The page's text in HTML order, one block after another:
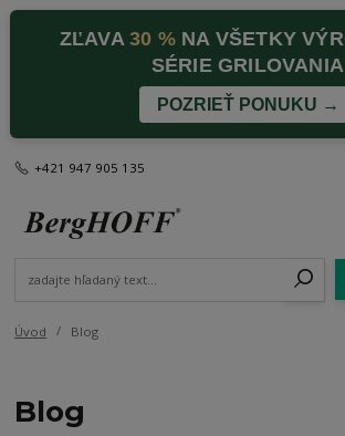
ZĽAVA30 %NA VŠETKY
SÉRIE GRILOVANIA
POZRIEŤ PONUKU →
+421 947 905 135
Úvod Blog
Blog